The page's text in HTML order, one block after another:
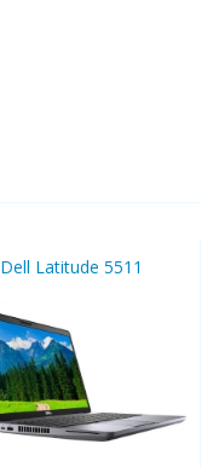
Dell Latitude 5511